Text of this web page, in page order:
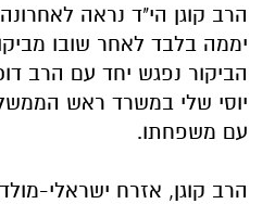
הרב קוגן הי"ד נראה
יממה בלבד לאחר שובו
הביקור נפגש יחד עם הרב
יוסי שלי במשרד ראש
עם משפחתו.
הרב קוגן, אזרח ישראלי-